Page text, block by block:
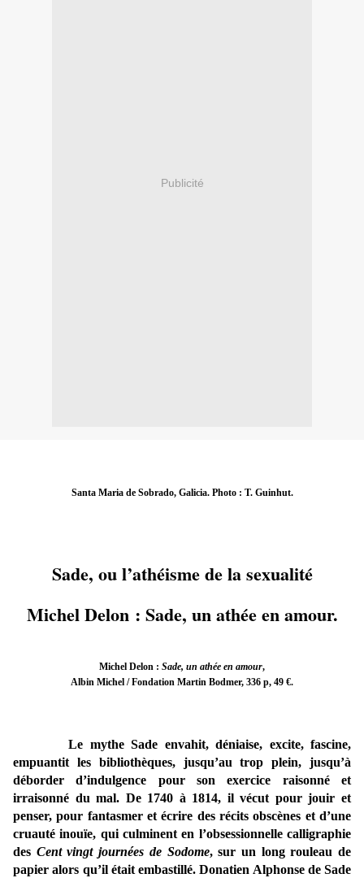
Publicité
Santa Maria de Sobrado, Galicia. Photo : T. Guinhut.
Sade, ou l’athéisme de la sexualité
Michel Delon : Sade, un athée en amour.
Michel Delon : Sade, un athée en amour,
Albin Michel / Fondation Martin Bodmer, 336 p, 49 €.
Le mythe Sade envahit, déniaise, excite, fascine,
empuantit les bibliothèques, jusqu’au trop plein, jusqu’à
déborder d’indulgence pour son exercice raisonné et
irraisonné du mal. De 1740 à 1814, il vécut pour jouir et
penser, pour fantasmer et écrire des récits obscènes et d’une
cruauté inouïe, qui culminent en l’obsessionnelle calligraphie
des Cent vingt journées de Sodome, sur un long rouleau de
papier alors qu’il était embastillé. Donatien Alphonse de Sade